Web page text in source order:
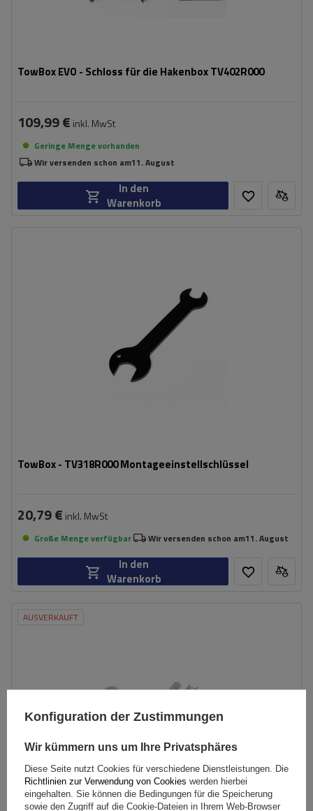
TowBox EVO - Schloss für die Hakenbox TV402R000
109,99 € inkl. MwSt
Geringe Menge vorhanden
Wir versenden schon am11. August
In den
Warenkorb
TowBox - TV318R000 Montageeinstellschlüssel
20,79 € inkl. MwSt
Große Menge verfügbar Wir versenden schon am11. August
In den
Warenkorb
AUSVERKAUFT
Konfiguration der Zustimmungen
Wir kümmern uns um Ihre Privatsphäres
Diese Seite nutzt Cookies für verschiedene Dienstleistungen. Die
Richtlinien zur Verwendung von Cookies werden hierbei
eingehalten. Sie können die Bedingungen für die Speicherung
sowie den Zugriff auf die Cookie-Dateien in Ihrem Web-Browser